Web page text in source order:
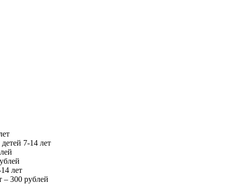
7-14 лет
лет
– 300 рублей